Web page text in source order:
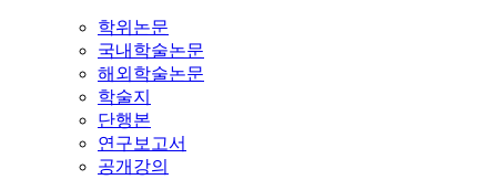
학위논문
국내학술논문
해외학술논문
학술지
단행본
연구보고서
공개강의